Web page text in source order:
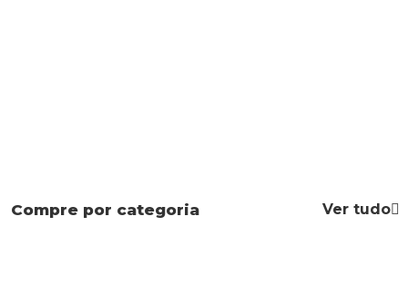
Compre por categoria Ver tudo